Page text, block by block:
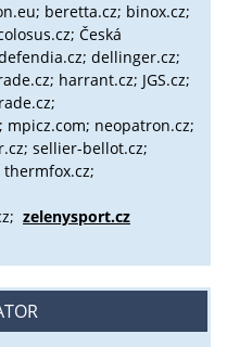
beretta.cz; binox.cz;
Česká
dellinger.cz;
harrant.cz; JGS.cz;
mpicz.com; neopatron.cz;
sellier-bellot.cz;
zelenysport.cz